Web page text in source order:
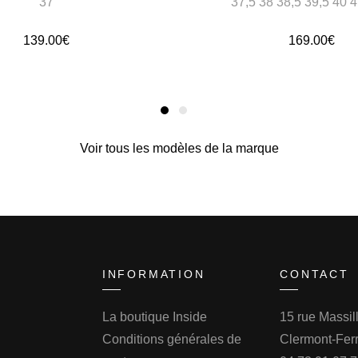
139.00€ 169.00€
Voir tous les modèles de la marque
INFORMATION
La boutique Inside
Conditions générales de
CONTACT
15 rue
Clermont-